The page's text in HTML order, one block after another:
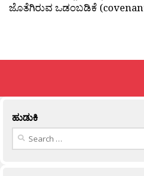
ಜೊತೆಗಿರುವ ಒಡಂಬಡಿಕೆ
ಹುಡುಕಿ
Search